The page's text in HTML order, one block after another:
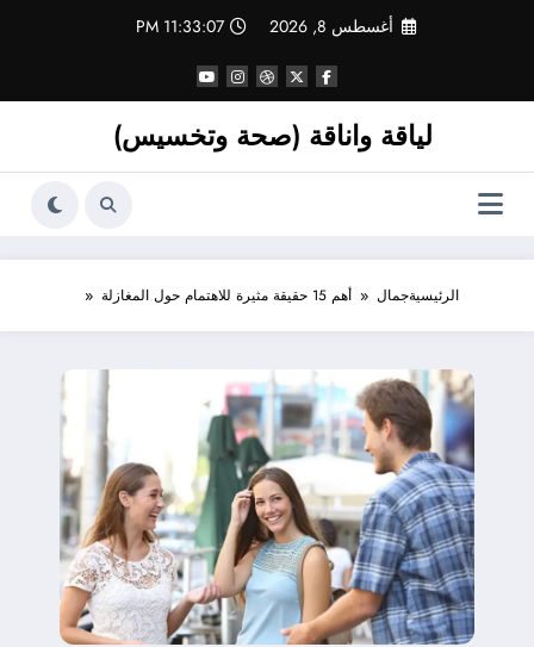
أغسطس 8, 2026 11:33:08 PM
لياقة واناقة (صحة وتخسيس)
الرئيسيةجمال أهم 15 حقيقة مثيرة للاهتمام حول المغازلة